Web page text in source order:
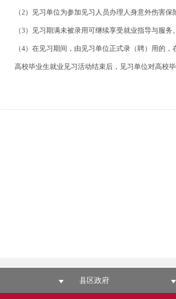
（2）见习单位为参加见习人员办理人身意外伤害保
（3）见习期满未被录用可继续享受就业指导与服务。
（4）在见习期间，由见习单位正式录（聘）用的
高校毕业生就业见习活动结束后，见习单位对高校
县区政府